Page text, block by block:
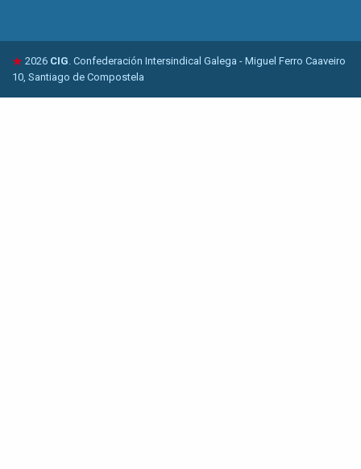
2026 CIG . Confederación Intersindical Galega - Miguel Ferro Caaveiro
10, Santiago de Compostela